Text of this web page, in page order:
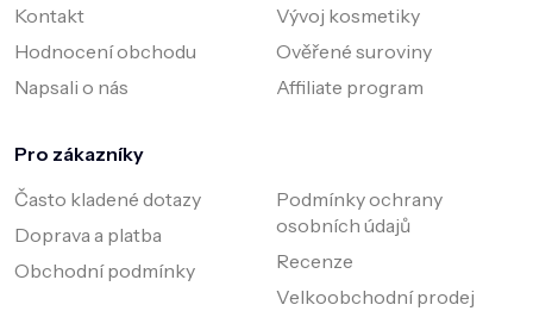
Kontakt
Hodnocení obchodu
Napsali o nás
Vývoj kosmetiky
Ověřené suroviny
Affiliate program
Pro zákazníky
Často kladené dotazy
Doprava a platba
Obchodní podmínky
Podmínky ochrany
osobních údajů
Recenze
Velkoobchodní prodej